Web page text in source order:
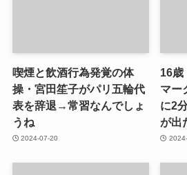
喫煙と飲酒行為発覚の体
操・宮田笙子がパリ五輪代
表を辞退→常習なんでしょ
うね
2024-07-20
16歳
マー
に2
が出